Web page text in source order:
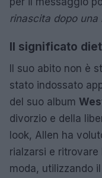
rinascita dopo
Il significato
Il suo abito non è
stato indossato
del suo album
divorzio e della
look, Allen ha
rialzarsi e
moda, utilizzando